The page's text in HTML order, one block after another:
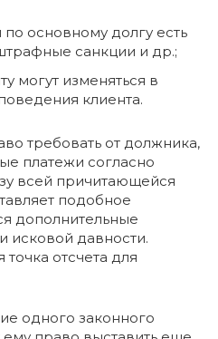
основному долгу есть
санкции и др.;
могут изменяться в
клиента.
требовать от должника,
платежи согласно
всей причитающейся
подобное
дополнительные
исковой давности.
отсчета для
одного законного